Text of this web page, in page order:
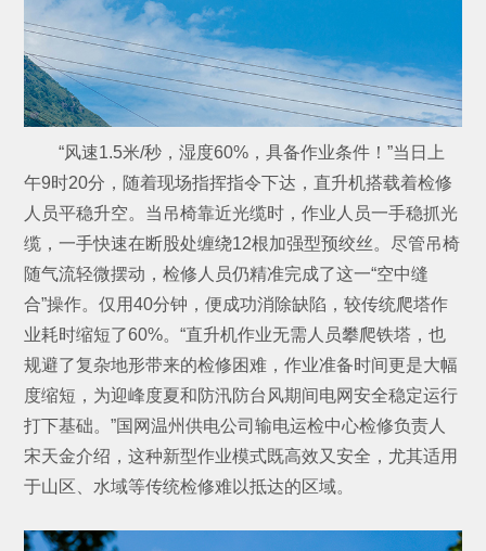
“风速1.5米/秒，湿度60%，具备作业条件！”当日上
午9时20分，随着现场指挥指令下达，直升机搭载着检修
人员平稳升空。当吊椅靠近光缆时，作业人员一手稳抓光
缆，一手快速在断股处缠绕12根加强型预绞丝。尽管吊椅
随气流轻微摆动，检修人员仍精准完成了这一“空中缝
合”操作。仅用40分钟，便成功消除缺陷，较传统爬塔作
业耗时缩短了60%。“直升机作业无需人员攀爬铁塔，也
规避了复杂地形带来的检修困难，作业准备时间更是大幅
度缩短，为迎峰度夏和防汛防台风期间电网安全稳定运行
打下基础。”国网温州供电公司输电运检中心检修负责人
宋天金介绍，这种新型作业模式既高效又安全，尤其适用
于山区、水域等传统检修难以抵达的区域。